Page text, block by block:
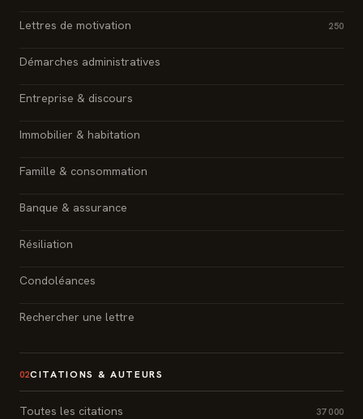
Lettres de motivation 250
Démarches administratives
Entreprise & discours
Immobilier & habitation
Famille & consommation
Banque & assurance
Résiliation
Condoléances
Rechercher une lettre
02CITATIONS & AUTEURS
Toutes les citations 37 000